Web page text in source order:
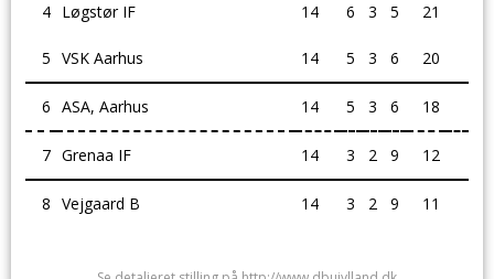
4 Løgstør IF 14 6 3 5 21
5 VSK Aarhus 14 5 3 6 20
6 ASA, Aarhus 14 5 3 6 18
7 Grenaa IF 14 3 2 9 12
8 Vejgaard B 14 3 2 9 11